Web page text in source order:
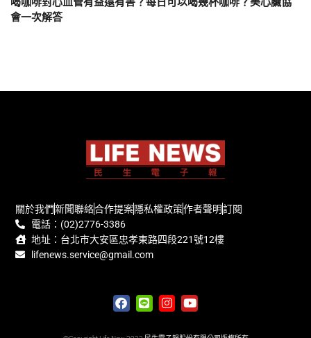
會一次解答
關於我們新聞聯絡合作提案隱私權政策作者聲明訂閱
電話：(02)2776-3386
地址：台北市大安區忠孝東路四段221號12樓
lifenews.service@gmail.com